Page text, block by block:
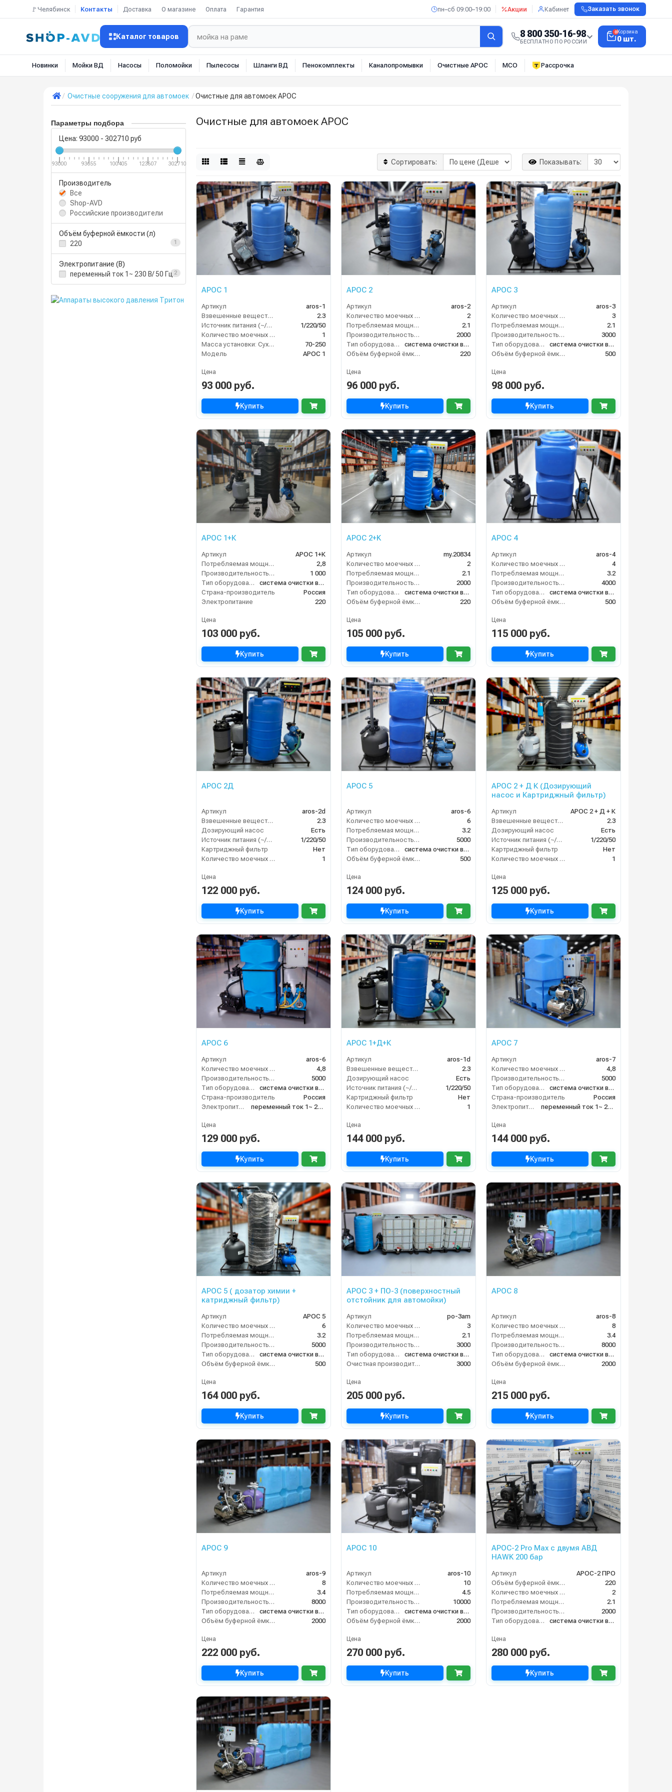
🚩Челябинск Контакты Доставка О магазине Оплата Гарантия пн–сб 09:00–19:00 Акции Кабинет Заказать звонок
Каталог товаров 8 800 350-16-98
БЕСПЛАТНО ПО РОССИИ
0Корзина
0 шт.
Новинки Мойки ВД Насосы Поломойки Пылесосы Шланги ВД Пенокомплекты Каналопромывки Очистные АРОС МСО Рассрочка
Очистные сооружения для автомоек Очистные для автомоек АРОС
Параметры подбора
Цена: 93000 - 302710 руб
93000 93655 100405 123607 302710
Производитель
Все
Shop-AVD
Российские производители
Объём буферной ёмкости (л)
220
1
Электропитание (В)
переменный ток 1~ 230 В/ 50 Гц 2
Очистные для автомоек АРОС
Сортировать: Показывать:
АРОС 1
Артикул
aros-1
Взвешенные вещества (мл/л)
2.3
Источник питания (~/В/Гц)
1/220/50
Количество моечных постов (шт)
1
Масса установки: Сухая - Залитая:
70-250
Модель
АРОС 1
Цена
93 000 руб.
Купить
АРОС 2
Артикул
aros-2
Количество моечных постов (шт)
2
Потребляемая мощность (кВт)
2.1
Производительность (л/ч)
2000
Тип оборудования
система очистки воды
Объём буферной ёмкости (л)
220
Цена
96 000 руб.
Купить
АРОС 3
Артикул
aros-3
Количество моечных постов (шт)
3
Потребляемая мощность (кВт)
2.1
Производительность (л/ч)
3000
Тип оборудования
система очистки воды
Объём буферной ёмкости (л)
500
Цена
98 000 руб.
Купить
АРОС 1+К
Артикул
АРОС 1+К
Потребляемая мощность (кВт)
2,8
Производительность (л/ч)
1 000
Тип оборудования
система очистки воды
Страна-производитель
Россия
Электропитание
220
Цена
103 000 руб.
Купить
АРОС 2+K
Артикул
my.20834
Количество моечных постов (шт)
2
Потребляемая мощность (кВт)
2.1
Производительность (л/ч)
2000
Тип оборудования
система очистки воды
Объём буферной ёмкости (л)
220
Цена
105 000 руб.
Купить
АРОС 4
Артикул
aros-4
Количество моечных постов (шт)
4
Потребляемая мощность (кВт)
3.2
Производительность (л/ч)
4000
Тип оборудования
система очистки воды
Объём буферной ёмкости (л)
500
Цена
115 000 руб.
Купить
АРОС 2Д
Артикул
aros-2d
Взвешенные вещества (мл/л)
2.3
Дозирующий насос
Есть
Источник питания (~/В/Гц)
1/220/50
Картриджный фильтр
Нет
Количество моечных постов (шт)
1
Цена
122 000 руб.
Купить
АРОС 5
Артикул
aros-6
Количество моечных постов (шт)
6
Потребляемая мощность (кВт)
3.2
Производительность (л/ч)
5000
Тип оборудования
система очистки воды
Объём буферной ёмкости (л)
500
Цена
124 000 руб.
Купить
АРОС 2 + Д К (Дозирующий
насос и Картриджный фильтр)
Артикул
АРОС 2 + Д + К
Взвешенные вещества (мл/л)
2.3
Дозирующий насос
Есть
Источник питания (~/В/Гц)
1/220/50
Картриджный фильтр
Нет
Количество моечных постов (шт)
1
Цена
125 000 руб.
Купить
АРОС 6
Артикул
aros-6
Количество моечных постов (шт)
4,8
Производительность (л/ч)
5000
Тип оборудования
система очистки воды
Страна-производитель
Россия
Электропитание
переменный ток 1~ 230 В/ 50 Гц
Цена
129 000 руб.
Купить
АРОС 1+Д+К
Артикул
aros-1d
Взвешенные вещества (мл/л)
2.3
Дозирующий насос
Есть
Источник питания (~/В/Гц)
1/220/50
Картриджный фильтр
Нет
Количество моечных постов (шт)
1
Цена
144 000 руб.
Купить
АРОС 7
Артикул
aros-7
Количество моечных постов (шт)
4,8
Производительность (л/ч)
5000
Тип оборудования
система очистки воды
Страна-производитель
Россия
Электропитание
переменный ток 1~ 230 В/ 50 Гц
Цена
144 000 руб.
Купить
АРОС 5 ( дозатор химии +
катриджный фильтр)
Артикул
АРОС 5
Количество моечных постов (шт)
6
Потребляемая мощность (кВт)
3.2
Производительность (л/ч)
5000
Тип оборудования
система очистки воды
Объём буферной ёмкости (л)
500
Цена
164 000 руб.
Купить
АРОС 3 + ПО-3 (поверхностный
отстойник для автомойки)
Артикул
po-3am
Количество моечных постов (шт)
3
Потребляемая мощность (кВт)
2.1
Производительность (л/ч)
3000
Тип оборудования
система очистки воды
Очистная производительность (л/ч)
3000
Цена
205 000 руб.
Купить
АРОС 8
Артикул
aros-8
Количество моечных постов (шт)
8
Потребляемая мощность (кВт)
3.4
Производительность (л/ч)
8000
Тип оборудования
система очистки воды
Объём буферной ёмкости (л)
2000
Цена
215 000 руб.
Купить
АРОС 9
Артикул
aros-9
Количество моечных постов (шт)
8
Потребляемая мощность (кВт)
3.4
Производительность (л/ч)
8000
Тип оборудования
система очистки воды
Объём буферной ёмкости (л)
2000
Цена
222 000 руб.
Купить
АРОС 10
Артикул
aros-10
Количество моечных постов (шт)
10
Потребляемая мощность (кВт)
4.5
Производительность (л/ч)
10000
Тип оборудования
система очистки воды
Объём буферной ёмкости (л)
2000
Цена
270 000 руб.
Купить
АРОС-2 Pro Max с двумя АВД
HAWK 200 бар
Артикул
АРОС-2 ПРО
Объём буферной ёмкости (л)
220
Количество моечных постов (шт)
2
Потребляемая мощность (кВт)
2.1
Производительность (л/ч)
2000
Тип оборудования
система очистки воды
Цена
280 000 руб.
Купить